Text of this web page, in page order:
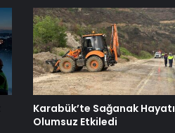
Karabük’te Sağanak Hayatı
Olumsuz Etkiledi